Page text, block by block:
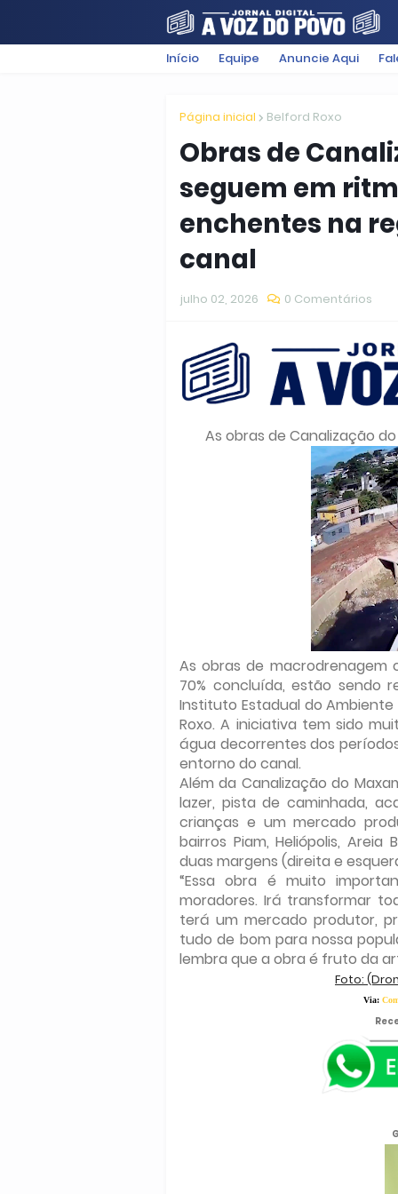
FILMES POLÍTICA
Início Equipe Anuncie Aqui
Página inicial Belford Roxo
Obras de
seguem em
enchentes na
canal
julho 02, 2026 0 Comentários
As obras de Canalização
As obras de macrodrenagem
70% concluída, estão sendo
Instituto Estadual do
Roxo. A iniciativa tem sido
água decorrentes dos
entorno do canal.
Além da Canalização do
lazer, pista de caminhada,
crianças e um mercado
bairros Piam, Heliópolis,
duas margens (direita e
“Essa obra é muito
moradores. Irá transformar
terá um mercado produtor,
tudo de bom para nossa
lembra que a obra é fruto da
Foto:
Via: